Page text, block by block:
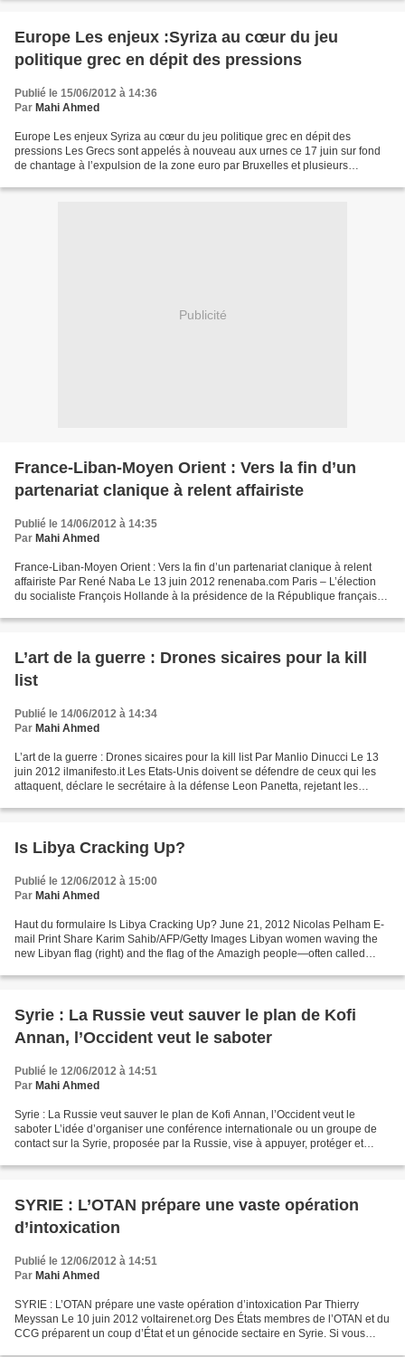
Europe Les enjeux :Syriza au cœur du jeu
politique grec en dépit des pressions
Publié le 15/06/2012 à 14:36
Par Mahi Ahmed
Europe Les enjeux Syriza au cœur du jeu politique grec en dépit des
pressions Les Grecs sont appelés à nouveau aux urnes ce 17 juin sur fond
de chantage à l’expulsion de la zone euro par Bruxelles et plusieurs
Publicité
France-Liban-Moyen Orient : Vers la fin d’un
partenariat clanique à relent affairiste
Publié le 14/06/2012 à 14:35
Par Mahi Ahmed
France-Liban-Moyen Orient : Vers la fin d’un partenariat clanique à relent
affairiste Par René Naba Le 13 juin 2012 renenaba.com Paris – L’élection
du socialiste François Hollande à la présidence de la République française
L’art de la guerre : Drones sicaires pour la kill
list
Publié le 14/06/2012 à 14:34
Par Mahi Ahmed
L’art de la guerre : Drones sicaires pour la kill list Par Manlio Dinucci Le 13
juin 2012 ilmanifesto.it Les Etats-Unis doivent se défendre de ceux qui les
attaquent, déclare le secrétaire à la défense Leon Panetta, rejetant les
Is Libya Cracking Up?
Publié le 12/06/2012 à 15:00
Par Mahi Ahmed
Haut du formulaire Is Libya Cracking Up? June 21, 2012 Nicolas Pelham E-
mail Print Share Karim Sahib/AFP/Getty Images Libyan women waving the
new Libyan flag (right) and the flag of the Amazigh people—often called
Syrie : La Russie veut sauver le plan de Kofi
Annan, l’Occident veut le saboter
Publié le 12/06/2012 à 14:51
Par Mahi Ahmed
Syrie : La Russie veut sauver le plan de Kofi Annan, l’Occident veut le
saboter L’idée d’organiser une conférence internationale ou un groupe de
contact sur la Syrie, proposée par la Russie, vise à appuyer, protéger et
SYRIE : L’OTAN prépare une vaste opération
d’intoxication
Publié le 12/06/2012 à 14:51
Par Mahi Ahmed
SYRIE : L’OTAN prépare une vaste opération d’intoxication Par Thierry
Meyssan Le 10 juin 2012 voltairenet.org Des États membres de l’OTAN et du
CCG préparent un coup d’État et un génocide sectaire en Syrie. Si vous